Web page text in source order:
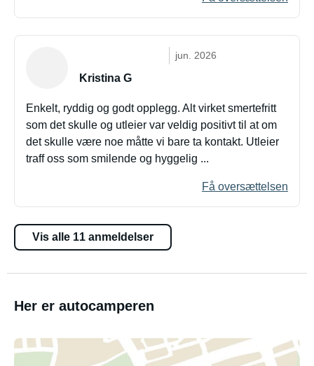
jun. 2026
Kristina G
Enkelt, ryddig og godt opplegg. Alt virket smertefritt
som det skulle og utleier var veldig positivt til at om
det skulle være noe måtte vi bare ta kontakt. Utleier
traff oss som smilende og hyggelig ...
Få oversættelsen
Vis alle 11 anmeldelser
Her er autocamperen